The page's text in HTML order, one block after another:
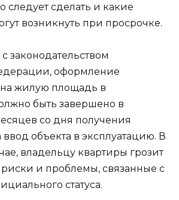
следует сделать и какие
возникнуть при просрочке.
законодательством
оформление
на жилую площадь в
быть завершено в
со дня получения
объекта в эксплуатацию. В
владельцу квартиры грозит
и проблемы, связанные с
статуса.